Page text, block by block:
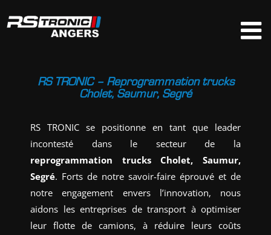
au
RS TRONIC – Reprogrammation trucks
Cholet, Saumur, Segré
RS TRONIC se positionne en tant que leader
incontesté dans le secteur de la
reprogrammation trucks Cholet, Saumur,
Segré. Forts de notre savoir-faire éprouvé et de
notre engagement envers l’innovation, nous
aidons les entreprises de transport à optimiser
leur flotte de camions, à réduire leurs coûts